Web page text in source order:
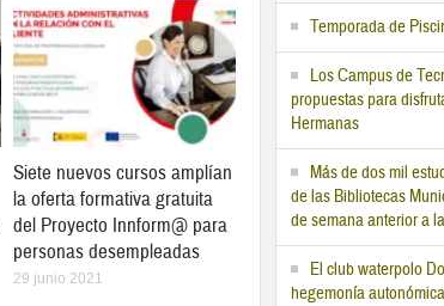
Siete nuevos cursos amplían
la oferta formativa gratuita
del Proyecto Innform@ para
personas desempleadas
29 junio 2021
Temporada de
Los Campus de
propuestas para
Hermanas
Más de dos mil
de las Bibliotecas
de semana anterior a
El club waterpolo
hegemonía autonómica